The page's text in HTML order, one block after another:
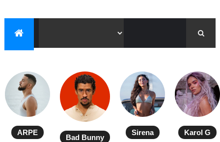
ARPE
Bad Bunny
Sirena Karol G